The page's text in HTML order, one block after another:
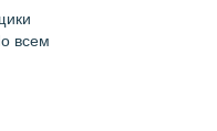
всем